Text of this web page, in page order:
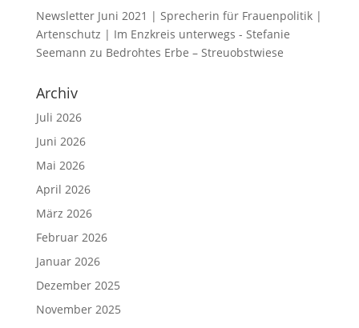
Newsletter Juni 2021 | Sprecherin für Frauenpolitik |
Artenschutz | Im Enzkreis unterwegs - Stefanie
Seemann zu Bedrohtes Erbe – Streuobstwiese
Archiv
Juli 2026
Juni 2026
Mai 2026
April 2026
März 2026
Februar 2026
Januar 2026
Dezember 2025
November 2025